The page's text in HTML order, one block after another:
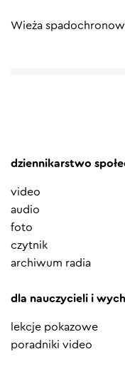
Wieża
dziennikarstwo
video
audio
foto
czytnik
archiwum radia
dla nauczycieli i
lekcje pokazowe
poradniki video